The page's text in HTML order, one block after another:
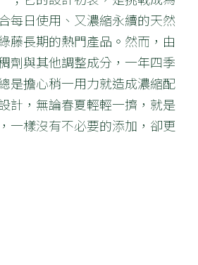
每日使用、又濃縮永續的天然
藤長期的熱門產品。然而，由
劑與其他調整成分，一年四季
是擔心稍一用力就造成濃縮配
計，無論春夏輕輕一擠，就是
一樣沒有不必要的添加，卻更